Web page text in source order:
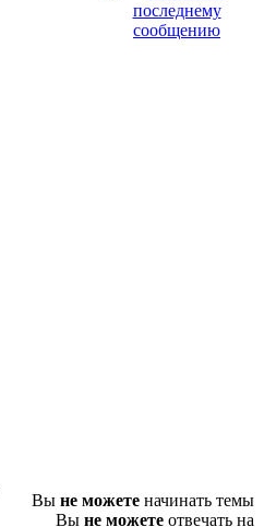
Вы не можете начинать темы
Вы не можете отвечать на